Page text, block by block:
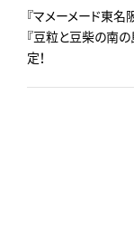
『マメーメード東
『豆粒と豆柴の南
定！